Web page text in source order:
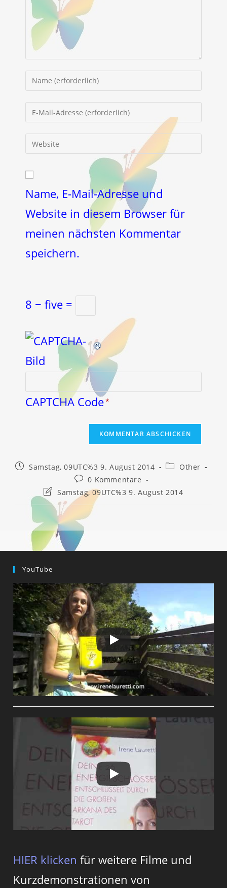
Namen
oder
Kommentieren
deine
E-
Mail-
zum
ein
deine
URL
ein
(optional)
Name, E-Mail-Adresse und
Website in diesem Browser für
meinen nächsten Kommentar
speichern.
8 − five =
CAPTCHA Code*
BeitragSamstag, 09UTC%3 9. August 2014
Beitrags-
Other
Beitrags-
Kommentare:
0 Kommentare
Beitrag
zuletzt
geändert
am:
Samstag, 09UTC%3 9. August 2014
YouTube
HIER klicken für weitere Filme und
Kurzdemonstrationen von